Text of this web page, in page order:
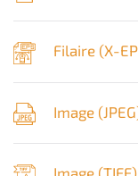
Filaire (X-
Image (JPEG